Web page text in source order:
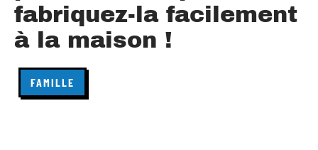
fabriquez-la facilement
à la maison !
FAMILLE